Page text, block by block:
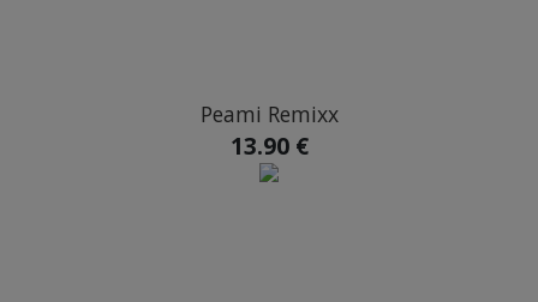
Peami Remixx
13.90 €